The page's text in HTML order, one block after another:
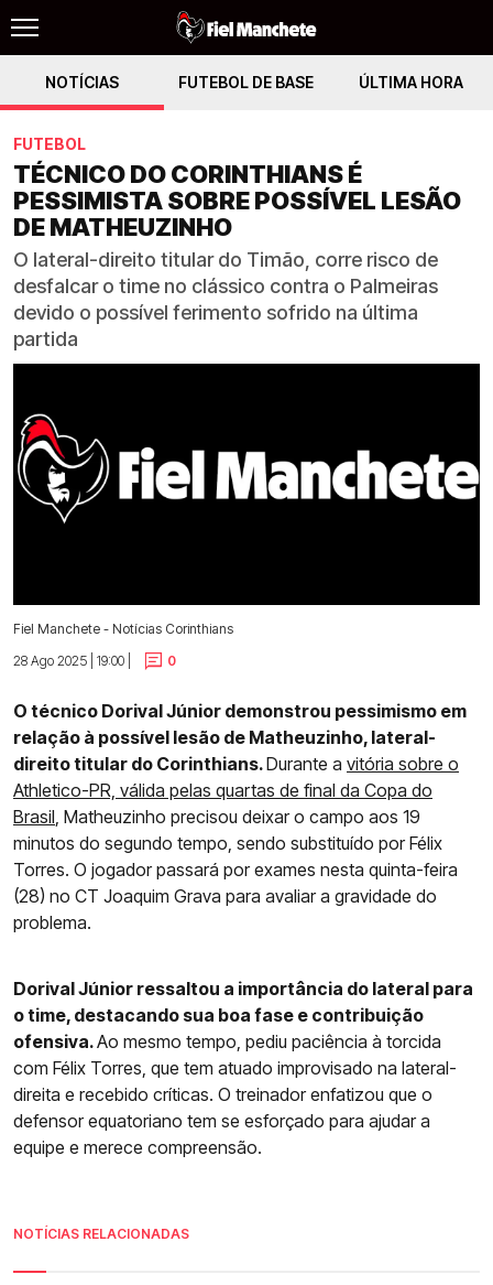
NOTÍCIAS FUTEBOL DE BASE ÚLTIMA HORA
FUTEBOL
TÉCNICO DO CORINTHIANS É
PESSIMISTA SOBRE POSSÍVEL LESÃO
DE MATHEUZINHO
O lateral-direito titular do Timão, corre risco de
desfalcar o time no clássico contra o Palmeiras
devido o possível ferimento sofrido na última
partida
Fiel Manchete - Notícias Corinthians
28 Ago 2025 | 19:00 |
0
O técnico Dorival Júnior demonstrou pessimismo em
relação à possível lesão de Matheuzinho, lateral-
direito titular do Corinthians.Durante a vitória sobre o
Athletico-PR, válida pelas quartas de final da Copa do
Brasil, Matheuzinho precisou deixar o campo aos 19
minutos do segundo tempo, sendo substituído por Félix
Torres. O jogador passará por exames nesta quinta-feira
(28) no CT Joaquim Grava para avaliar a gravidade do
problema.
Dorival Júnior ressaltou a importância do lateral para
o time, destacando sua boa fase e contribuição
ofensiva.Ao mesmo tempo, pediu paciência à torcida
com Félix Torres, que tem atuado improvisado na lateral-
direita e recebido críticas. O treinador enfatizou que o
defensor equatoriano tem se esforçado para ajudar a
equipe e merece compreensão.
NOTÍCIAS RELACIONADAS